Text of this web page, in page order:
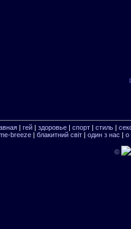
| гей| здоровье| спорт| стиль|
breeze| блакитний свiт| один з нас | о
©